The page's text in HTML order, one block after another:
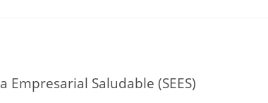
Saludable (SEES)